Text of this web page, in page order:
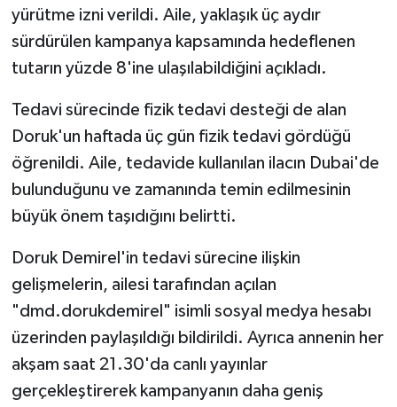
yürütme izni verildi. Aile, yaklaşık üç aydır
sürdürülen kampanya kapsamında hedeflenen
tutarın yüzde 8'ine ulaşılabildiğini açıkladı.
Tedavi sürecinde fizik tedavi desteği de alan
Doruk'un haftada üç gün fizik tedavi gördüğü
öğrenildi. Aile, tedavide kullanılan ilacın Dubai'de
bulunduğunu ve zamanında temin edilmesinin
büyük önem taşıdığını belirtti.
Doruk Demirel'in tedavi sürecine ilişkin
gelişmelerin, ailesi tarafından açılan
"dmd.dorukdemirel" isimli sosyal medya hesabı
üzerinden paylaşıldığı bildirildi. Ayrıca annenin her
akşam saat 21.30'da canlı yayınlar
gerçekleştirerek kampanyanın daha geniş